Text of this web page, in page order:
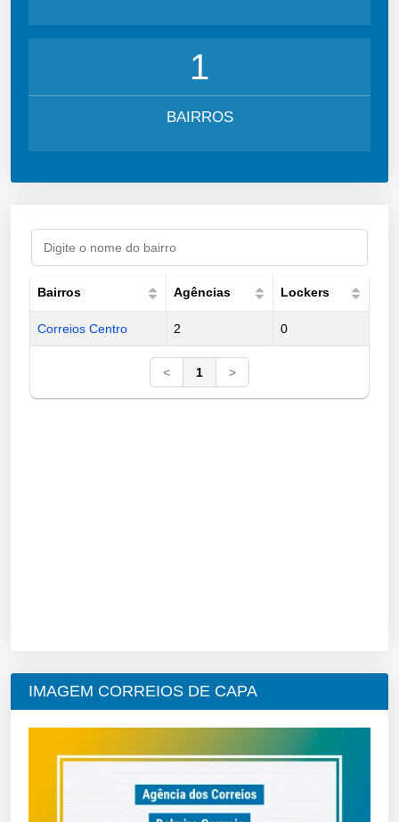
1
BAIRROS
Bairros Agências Lockers
Correios Centro 2 0
< 1 >
IMAGEM CORREIOS DE CAPA